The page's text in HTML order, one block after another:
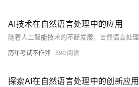
AI技术在自然语言处理中的应用
历年考试不作弊 590
探索AI在自然语言处理中的创新应用